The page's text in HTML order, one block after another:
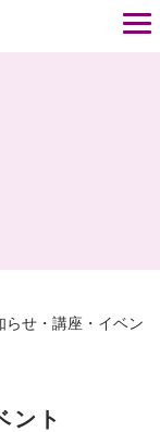
らせ・講座・イベン
ント